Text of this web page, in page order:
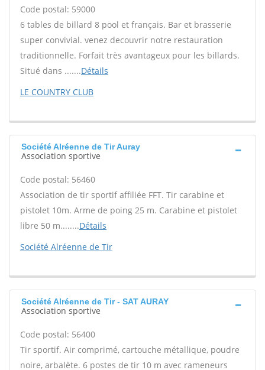
Code postal: 59000
6 tables de billard 8 pool et français. Bar et brasserie
super convivial. venez decouvrir notre restauration
traditionnelle. Forfait très avantageux pour les billards.
Situé dans .......Détails
LE COUNTRY CLUB
Société Alréenne de Tir Auray
Association sportive
Code postal: 56460
Association de tir sportif affiliée FFT. Tir carabine et
pistolet 10m. Arme de poing 25 m. Carabine et pistolet
libre 50 m........Détails
Société Alréenne de Tir
Société Alréenne de Tir - SAT AURAY
Association sportive
Code postal: 56400
Tir sportif. Air comprimé, cartouche métallique, poudre
noire, arbalète. 6 postes de tir 10 m avec rameneurs